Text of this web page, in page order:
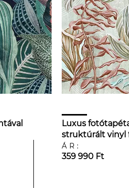
Luxus
struktúrált vinyl
ÁR:
359 990 Ft